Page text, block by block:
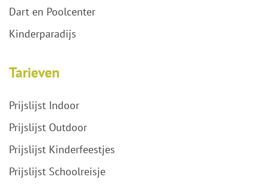
Dart en Poolcenter
Kinderparadijs
Tarieven
Prijslijst Indoor
Prijslijst Outdoor
Prijslijst Kinderfeestjes
Prijslijst Schoolreisje